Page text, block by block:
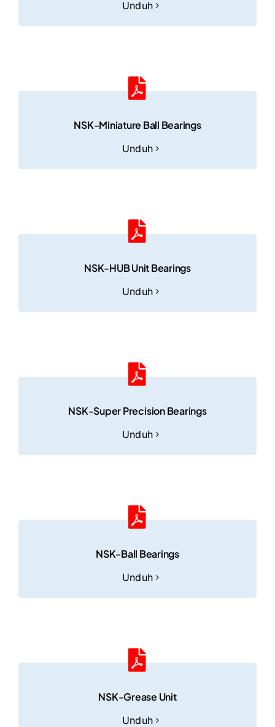
Unduh
NSK-Miniature Ball Bearings
Unduh
NSK-HUB Unit Bearings
Unduh
NSK-Super Precision Bearings
Unduh
NSK-Ball Bearings
Unduh
NSK-Grease Unit
Unduh